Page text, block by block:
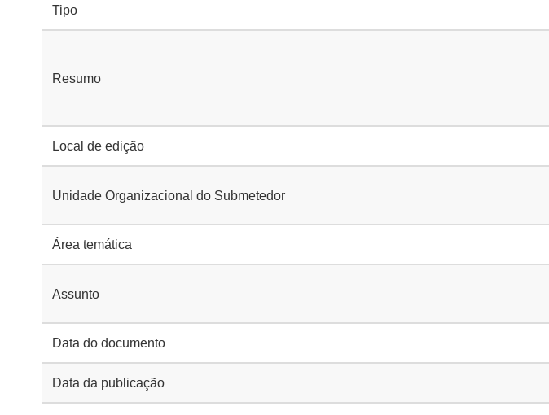
Tipo
Resumo
Local de edição
Unidade Organizacional do Submetedor
Área temática
Assunto
Data do documento
Data da publicação